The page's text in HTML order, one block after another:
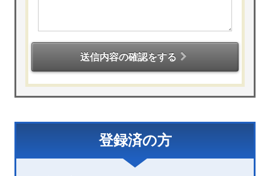
送信内容の確認をする
登録済の方